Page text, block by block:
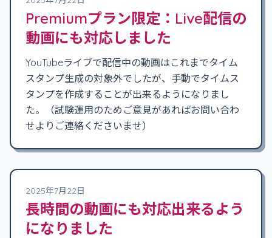
Premiumプラン限定：Live配信の
動画にも対応しました
YouTubeライブで配信中の動画はこれまでタイム
スタンプ生成の対象外でしたが、手動でタイムス
タンプを作成することが出来るようになりまし
た。（試験運用のためご意見があればお問い合わ
せよりご連絡くださいませ）
2025年7月22日
長時間の動画にも対応出来るよう
になりました